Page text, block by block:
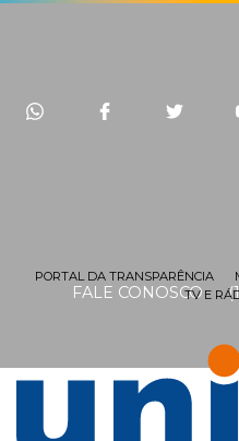
FALE CONOSCO
PORTAL DA TRANSPARÊNCIA
TV E